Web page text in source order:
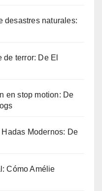
desastres naturales:
terror: De El
en stop motion: De
Modernos: De
Cómo Amélie